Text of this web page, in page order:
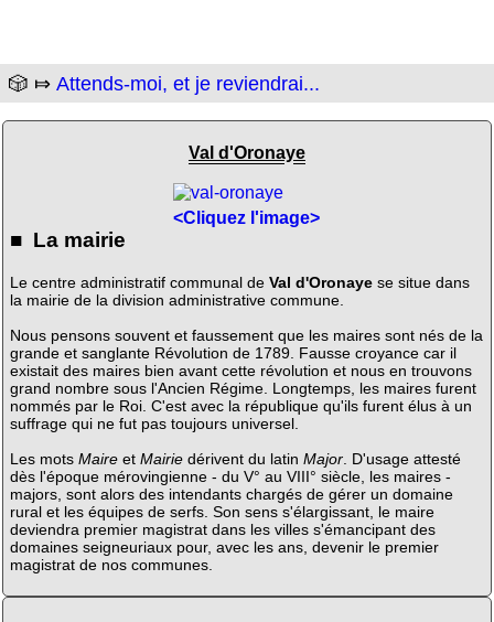
🎲 ⤇ Attends-moi, et je reviendrai...
Val d'Oronaye
<Cliquez l'image>
■ La mairie
Le centre administratif communal de Val d'Oronaye se situe dans
la mairie de la division administrative commune.
Nous pensons souvent et faussement que les maires sont nés de la
grande et sanglante Révolution de 1789. Fausse croyance car il
existait des maires bien avant cette révolution et nous en trouvons
grand nombre sous l'Ancien Régime. Longtemps, les maires furent
nommés par le Roi. C'est avec la république qu'ils furent élus à un
suffrage qui ne fut pas toujours universel.
Les mots Maireet Mairiedérivent du latin Major. D'usage attesté
dès l'époque mérovingienne - du V° au VIII° siècle, les maires -
majors, sont alors des intendants chargés de gérer un domaine
rural et les équipes de serfs. Son sens s'élargissant, le maire
deviendra premier magistrat dans les villes s'émancipant des
domaines seigneuriaux pour, avec les ans, devenir le premier
magistrat de nos communes.